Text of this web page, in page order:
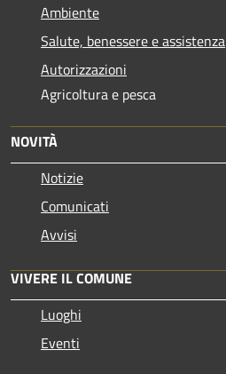
Ambiente
Salute, benessere e assistenza
Autorizzazioni
Agricoltura e pesca
NOVITÀ
Notizie
Comunicati
Avvisi
VIVERE IL COMUNE
Luoghi
Eventi